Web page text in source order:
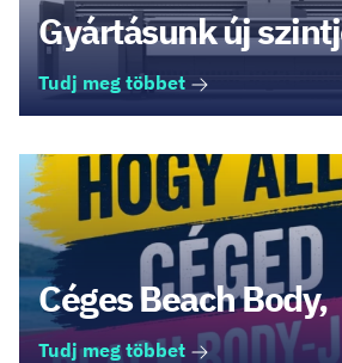
Gyártásunk új
Tudj meg többet
Céges Beach Body,
Tudj meg többet